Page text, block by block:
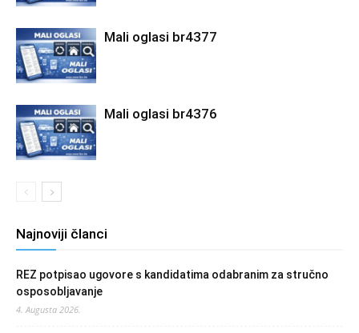
Mali oglasi br4377
Mali oglasi br4376
Najnoviji članci
REZ potpisao ugovore s kandidatima odabranim za stručno
osposobljavanje
4. Augusta 2026.